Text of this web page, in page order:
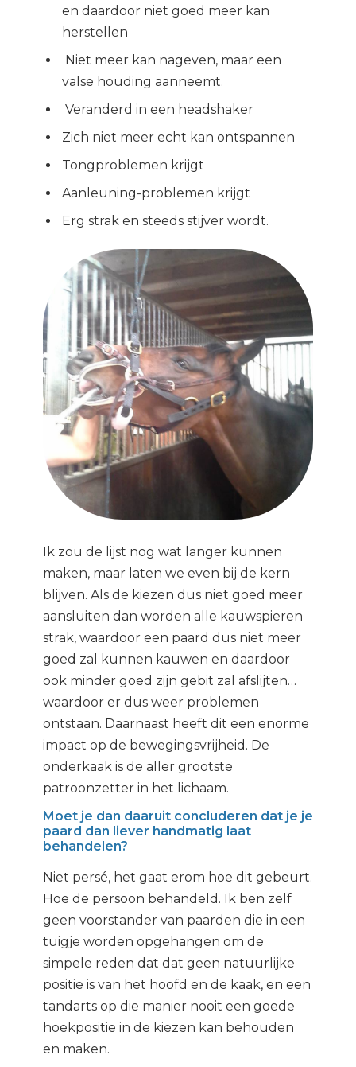
en daardoor niet goed meer kan
herstellen
Niet meer kan nageven, maar een
valse houding aanneemt.
Veranderd in een headshaker
Zich niet meer echt kan ontspannen
Tongproblemen krijgt
Aanleuning-problemen krijgt
Erg strak en steeds stijver wordt.
Ik zou de lijst nog wat langer kunnen
maken, maar laten we even bij de kern
blijven. Als de kiezen dus niet goed meer
aansluiten dan worden alle kauwspieren
strak, waardoor een paard dus niet meer
goed zal kunnen kauwen en daardoor
ook minder goed zijn gebit zal afslijten…
waardoor er dus weer problemen
ontstaan. Daarnaast heeft dit een enorme
impact op de bewegingsvrijheid. De
onderkaak is de aller grootste
patroonzetter in het lichaam.
Moet je dan daaruit concluderen dat je je
paard dan liever handmatig laat
behandelen?
Niet persé, het gaat erom hoe dit gebeurt.
Hoe de persoon behandeld. Ik ben zelf
geen voorstander van paarden die in een
tuigje worden opgehangen om de
simpele reden dat dat geen natuurlijke
positie is van het hoofd en de kaak, en een
tandarts op die manier nooit een goede
hoekpositie in de kiezen kan behouden
en maken.